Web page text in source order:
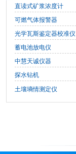
直读式矿浆浓度计
可燃气体报警器
光学瓦斯鉴定器校准仪
蓄电池放电仪
中慧天诚仪器
探水钻机
土壤墒情测定仪